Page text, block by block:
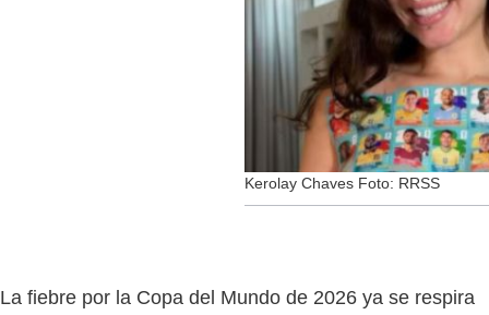
Kerolay Chaves Foto: RRSS
La fiebre por la Copa del Mundo de 2026 ya se respira